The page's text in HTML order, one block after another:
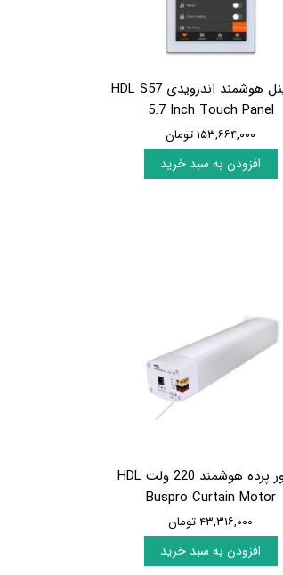
تاچ پنل هوشمند اندرویدی HDL S57
5.7 Inch Touch Panel
۱۵۳,۶۶۴,۰۰۰ تومان
افزودن به سبد خرید
موتور پرده هوشمند 220 ولت HDL
Buspro Curtain Motor
۴۳,۳۱۶,۰۰۰ تومان
افزودن به سبد خرید